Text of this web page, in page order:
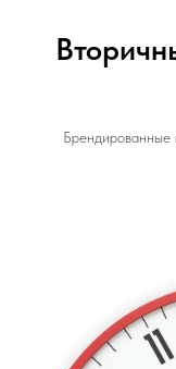
Брендированные